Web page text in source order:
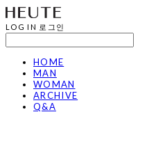
LOG IN 로그인
HOME
MAN
WOMAN
ARCHIVE
Q&A